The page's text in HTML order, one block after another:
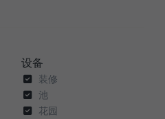
设备
装修
池
花园